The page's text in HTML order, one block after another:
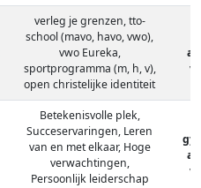
verleg je grenzen, tto-
school (mavo, havo, vwo),
vwo Eureka,
sportprogramma (m, h, v),
open christelijke identiteit
Betekenisvolle plek,
Succeservaringen, Leren
van en met elkaar, Hoge
verwachtingen,
Persoonlijk leiderschap